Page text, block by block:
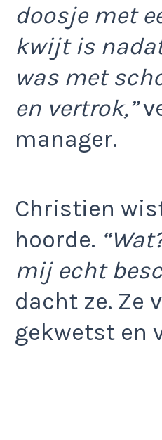
doosje met
kwijt is
was met
en vertrok,”
manager.
Christien
hoorde.
mij echt
dacht ze. Ze
gekwetst en